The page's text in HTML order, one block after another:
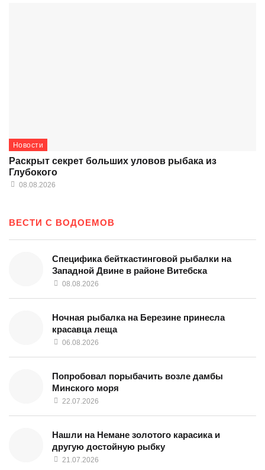
Новости
Раскрыт секрет больших уловов рыбака из
Глубокого
08.08.2026
ВЕСТИ С ВОДОЕМОВ
Специфика бейткастинговой рыбалки на
Западной Двине в районе Витебска
08.08.2026
Ночная рыбалка на Березине принесла
красавца леща
06.08.2026
Попробовал порыбачить возле дамбы
Минского моря
22.07.2026
Нашли на Немане золотого карасика и
другую достойную рыбку
21.07.2026